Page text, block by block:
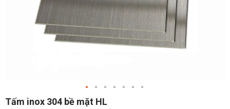
Skip
Tấm inox 304 bề mặt HL